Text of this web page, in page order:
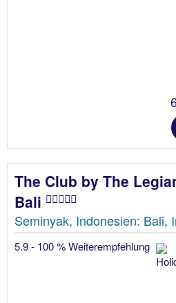
The Club by The
Bali
Seminyak, Indonesien: Bali,
5.9 - 100 % Weiterempfehlung